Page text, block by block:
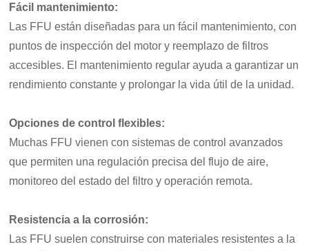
Fácil mantenimiento:
Las FFU están diseñadas para un fácil mantenimiento, con
puntos de inspección del motor y reemplazo de filtros
accesibles. El mantenimiento regular ayuda a garantizar un
rendimiento constante y prolongar la vida útil de la unidad.
Opciones de control flexibles:
Muchas FFU vienen con sistemas de control avanzados
que permiten una regulación precisa del flujo de aire,
monitoreo del estado del filtro y operación remota.
Resistencia a la corrosión:
Las FFU suelen construirse con materiales resistentes a la